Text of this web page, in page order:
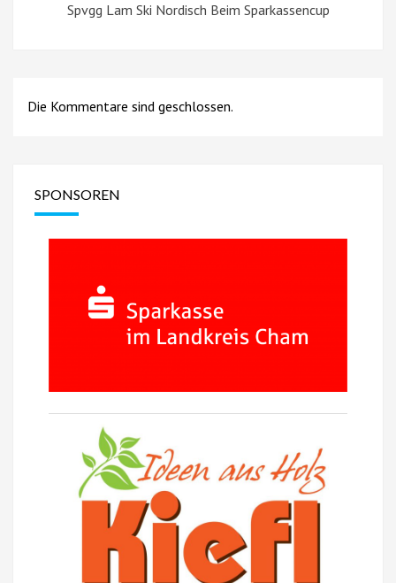
Spvgg Lam Ski Nordisch Beim Sparkassencup
Die Kommentare sind geschlossen.
SPONSOREN